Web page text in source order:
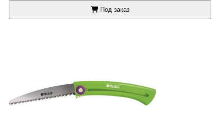
Под заказ